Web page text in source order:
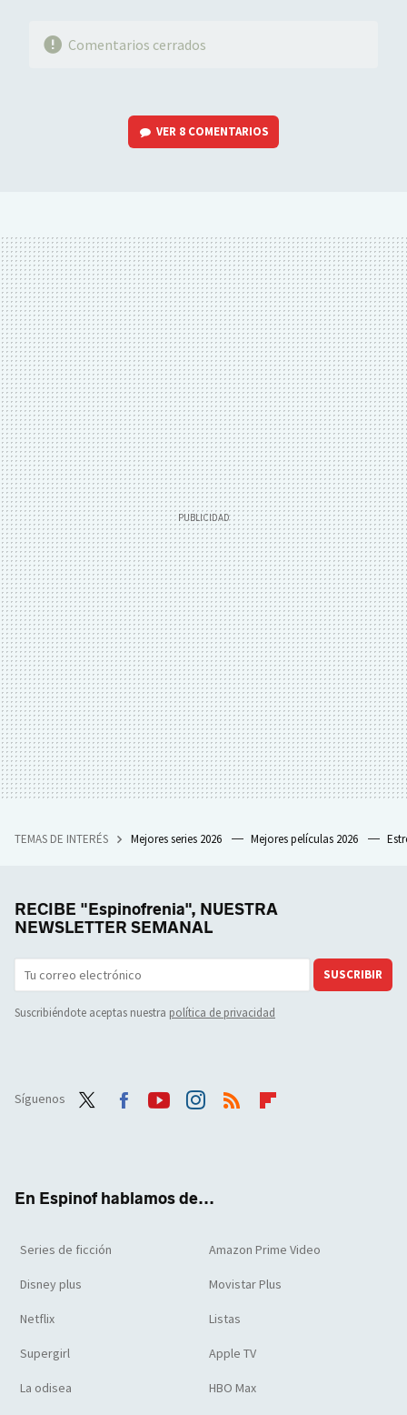
Comentarios cerrados
VER 8 COMENTARIOS
TEMAS DE INTERÉS Mejores series 2026 Mejores películas 2026
RECIBE "Espinofrenia", NUESTRA
NEWSLETTER SEMANAL
SUSCRIBIR
Suscribiéndote aceptas nuestra política de privacidad
Síguenos
En Espinof hablamos de...
Series de ficción Amazon Prime Video
Disney plus Movistar Plus
Netflix Listas
Supergirl Apple TV
La odisea HBO Max